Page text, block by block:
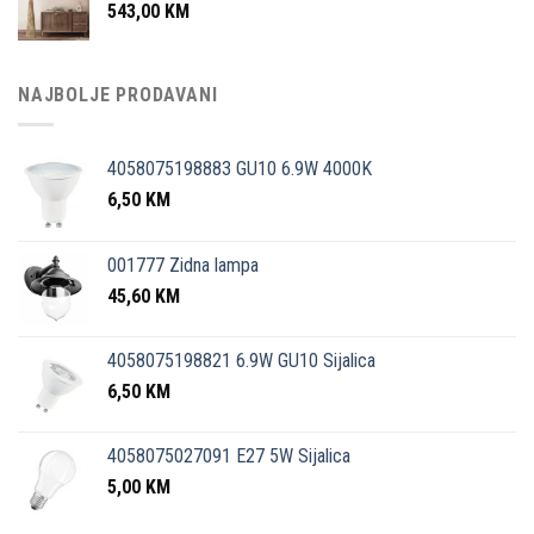
543,00 KM
NAJBOLJE PRODAVANI
4058075198883 GU10 6.9W 4000K
6,50 KM
001777 Zidna lampa
45,60 KM
4058075198821 6.9W GU10 Sijalica
6,50 KM
4058075027091 E27 5W Sijalica
5,00 KM